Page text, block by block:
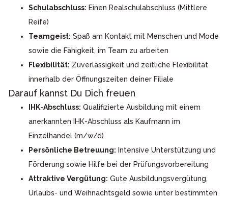
Schulabschluss: Einen Realschulabschluss (Mittlere
Reife)
Teamgeist: Spaß am Kontakt mit Menschen und Mode
sowie die Fähigkeit, im Team zu arbeiten
Flexibilität: Zuverlässigkeit und zeitliche Flexibilität
innerhalb der Öffnungszeiten deiner Filiale
Darauf kannst Du Dich freuen
IHK-Abschluss: Qualifizierte Ausbildung mit einem
anerkannten IHK-Abschluss als Kaufmann im
Einzelhandel (m/w/d)
Persönliche Betreuung: Intensive Unterstützung und
Förderung sowie Hilfe bei der Prüfungsvorbereitung
Attraktive Vergütung: Gute Ausbildungsvergütung,
Urlaubs- und Weihnachtsgeld sowie unter bestimmten